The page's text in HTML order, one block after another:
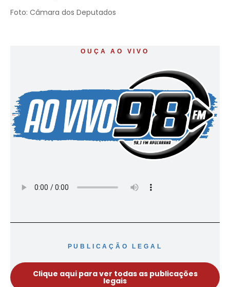
Foto: Câmara dos Deputados
OUÇA AO VIVO
PUBLICAÇÃO LEGAL
Clique aqui para ver todas as publicações
legais